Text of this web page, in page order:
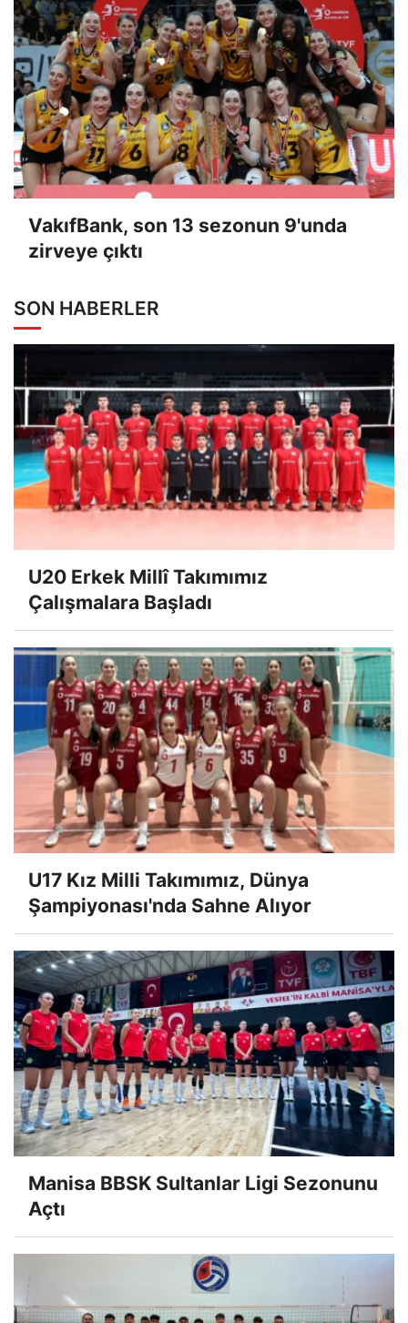
VakıfBank, son 13 sezonun 9'unda
zirveye çıktı
SON HABERLER
U20 Erkek Millî Takımımız
Çalışmalara Başladı
U17 Kız Milli Takımımız, Dünya
Şampiyonası'nda Sahne Alıyor
Manisa BBSK Sultanlar Ligi Sezonunu
Açtı